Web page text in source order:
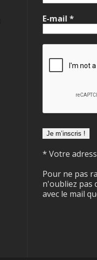
E-mail *
* Votre
Pour ne pas
n'oubliez pas
avec le mail